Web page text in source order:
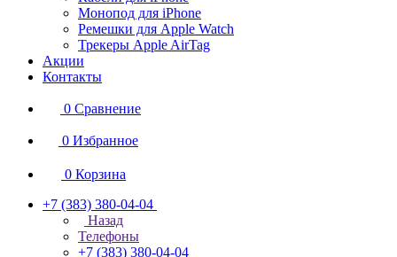
Монопод для iPhone
Ремешки для Apple Watch
Трекеры Apple AirTag
Акции
Контакты
0 Сравнение
0 Избранное
0 Корзина
+7 (383) 380-04-04
Назад
Телефоны
+7 (383) 380-04-04